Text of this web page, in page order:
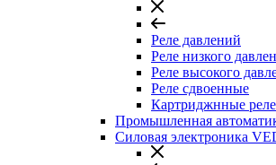
Реле давлений
Реле низкого
Реле высокого
Реле сдвоенные
Картриджнные
Промышленная
Силовая электроника